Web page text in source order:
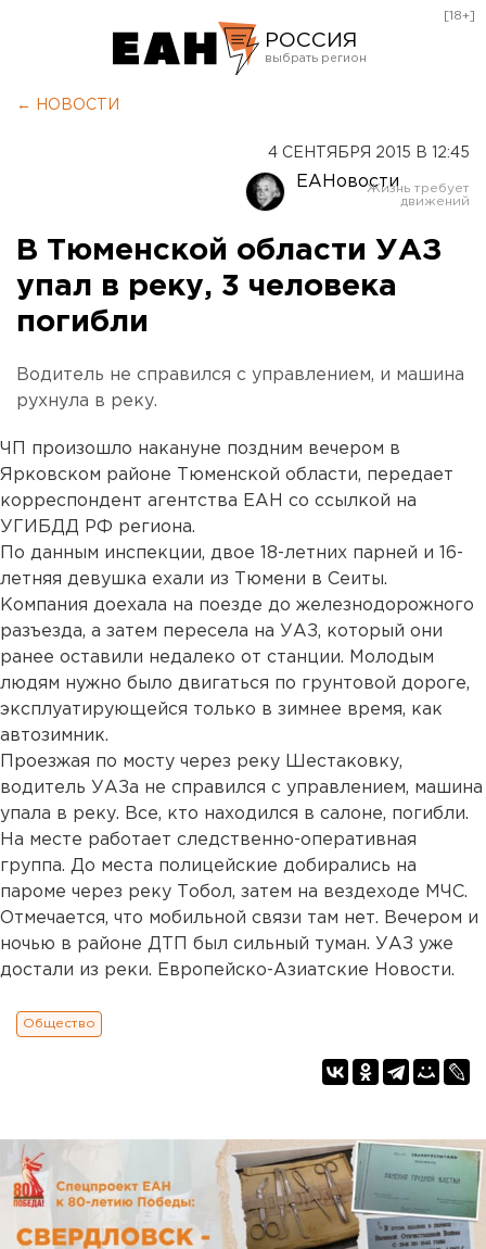
РОССИЯ
Оренбург
[18+]
← НОВОСТИ
4 СЕНТЯБРЯ 2015 В 12:45
ЕАНовости
В Тюменской области УАЗ
упал в реку, 3 человека
погибли
Водитель не справился с управлением, и машина
рухнула в реку.
ЧП произошло накануне поздним вечером в
Ярковском районе Тюменской области, передает
корреспондент агентства ЕАН со ссылкой на
УГИБДД РФ региона.
По данным инспекции, двое 18-летних парней и 16-
летняя девушка ехали из Тюмени в Сеиты.
Компания доехала на поезде до железнодорожного
разъезда, а затем пересела на УАЗ, который они
ранее оставили недалеко от станции. Молодым
людям нужно было двигаться по грунтовой дороге,
эксплуатирующейся только в зимнее время, как
автозимник.
Проезжая по мосту через реку Шестаковку,
водитель УАЗа не справился с управлением, машина
упала в реку. Все, кто находился в салоне, погибли.
На месте работает следственно-оперативная
группа. До места полицейские добирались на
пароме через реку Тобол, затем на вездеходе МЧС.
Отмечается, что мобильной связи там нет. Вечером и
ночью в районе ДТП был сильный туман. УАЗ уже
достали из реки. Европейско-Азиатские Новости.
Общество